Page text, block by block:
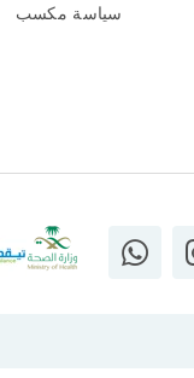
سياسة مكسب